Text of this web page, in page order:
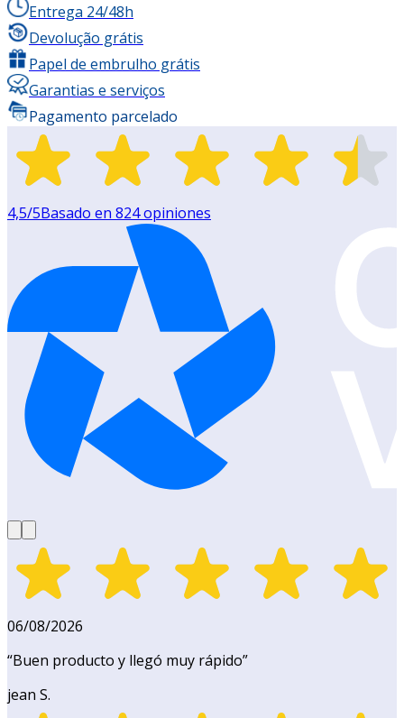
Entrega 24/48h
Devolução grátis
Papel de embrulho grátis
Garantias e serviços
Pagamento parcelado
4,5/5Basado en 824opiniones
06/08/2026
“Buen producto y llegó muy rápido”
jean S.